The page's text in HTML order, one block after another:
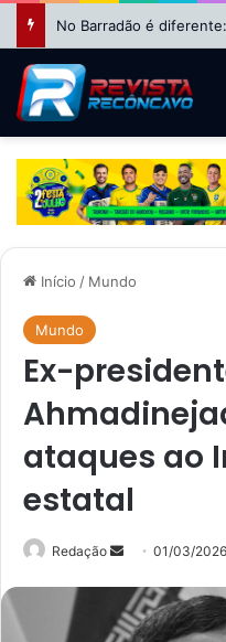
Início / Mundo
Mundo
Ex-
ataques ao
estatal
Redação
Mande
e-
mail
01/03/2026